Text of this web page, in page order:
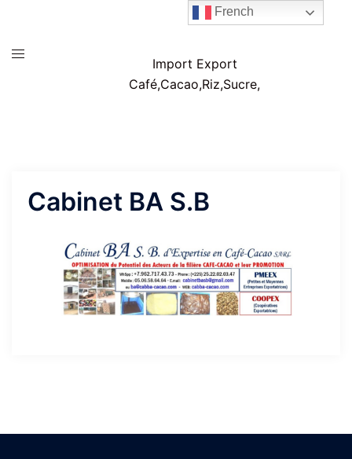
contenu
Ouvrir/fermer
Nimbra-
Import Export
Café,Cacao,Riz,Sucre,
Cabinet BA S.B
French